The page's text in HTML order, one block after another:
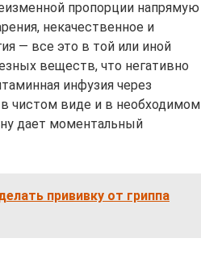
пропорции напрямую
некачественное и
— все это в той или иной
веществ, что негативно
инфузия через
чистом виде и в необходимом
дает моментальный
прививку от гриппа